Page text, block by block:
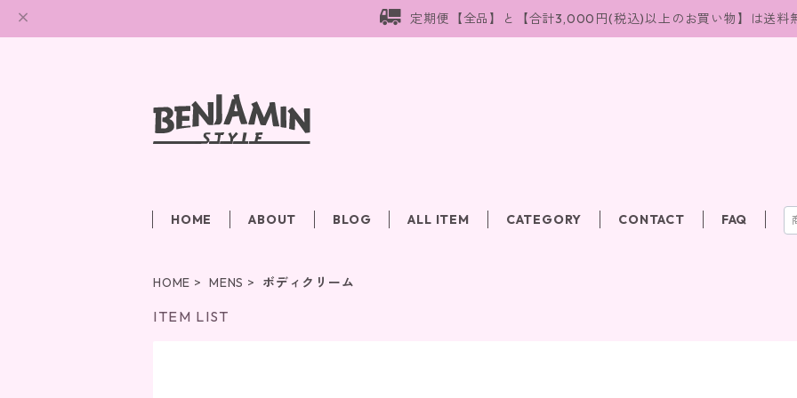
定期便【全品】と【合計3,000円(税込)以上のお買い物】は送料
HOME ABOUT BLOG ALL ITEM CATEGORY CONTACT FAQ
HOME MENS ボディクリーム
ITEM LIST